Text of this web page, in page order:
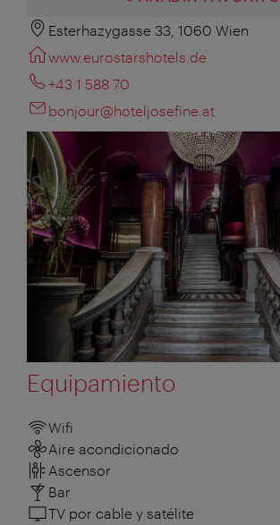
Esterhazygasse 33, 1060 Wien
www.eurostarshotels.de
+43 1 588 70
bonjour@hoteljosefine.at
Equipamiento
Wifi
Aire acondicionado
Ascensor
Bar
TV por cable y satélite